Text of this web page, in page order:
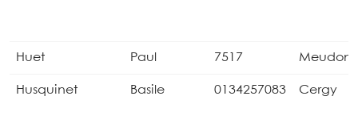
Huet Paul 7517 Meudon
Husquinet Basile 0134257083 Cergy